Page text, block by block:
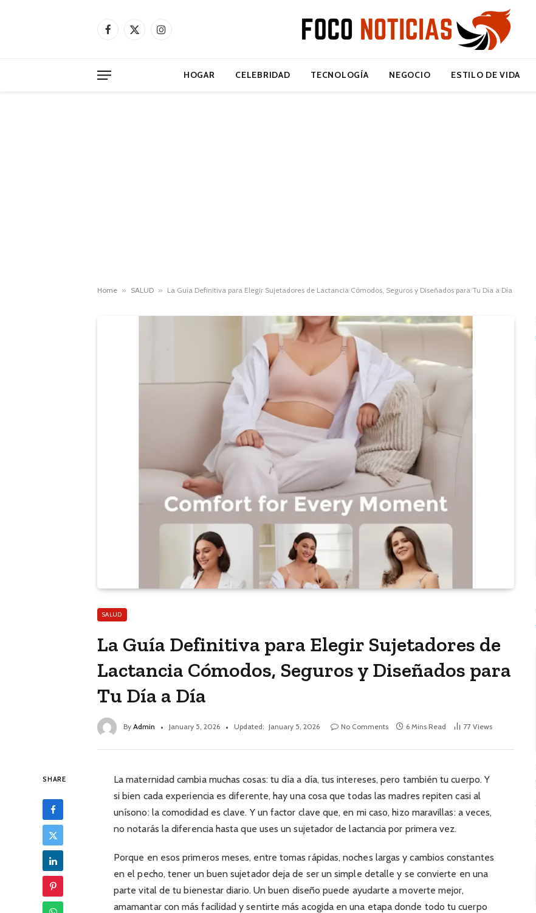
Facebook
X
Instagram
HOGAR CELEBRIDAD TECNOLOGÍA NEGOCIO ESTILO DE VIDA
Home » SALUD » La Guía Definitiva para Elegir Sujetadores de Lactancia Cómodos, Seguros y Diseñados para Tu Día a Día
SALUD
La Guía Definitiva para Elegir Sujetadores de
Lactancia Cómodos, Seguros y Diseñados para
Tu Día a Día
By Admin January 5, 2026 Updated: January 5, 2026 No Comments 6 Mins Read 77 Views
SHARE
La maternidad cambia muchas cosas: tu día a día, tus intereses, pero también tu cuerpo. Y
si bien cada experiencia es diferente, hay una cosa que todas las madres repiten casi al
unísono: la comodidad es clave. Y un factor clave que, en mi caso, hizo maravillas: a veces,
no notarás la diferencia hasta que uses un sujetador de lactancia por primera vez.
Porque en esos primeros meses, entre tomas rápidas, noches largas y cambios constantes
en el pecho, tener un buen sujetador deja de ser un simple detalle y se convierte en una
parte vital de tu bienestar diario. Un buen diseño puede ayudarte a moverte mejor,
amamantar con más facilidad y sentirte más acogida en una etapa donde todo tu cuerpo